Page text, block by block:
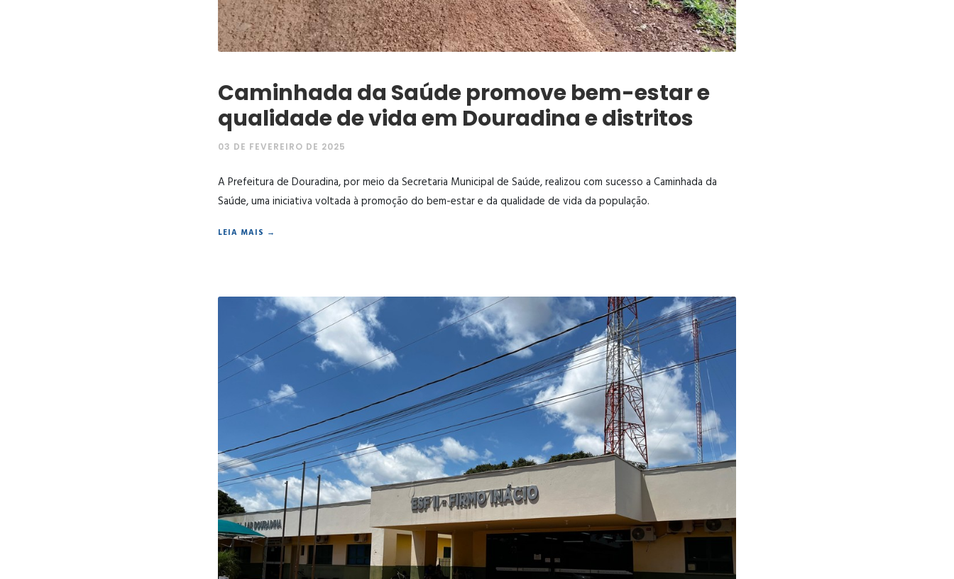
Caminhada da Saúde promove bem-estar e
qualidade de vida em Douradina e distritos
03 DE FEVEREIRO DE 2025
A Prefeitura de Douradina, por meio da Secretaria Municipal de Saúde, realizou com sucesso a Caminhada da
Saúde, uma iniciativa voltada à promoção do bem-estar e da qualidade de vida da população.
LEIA MAIS →